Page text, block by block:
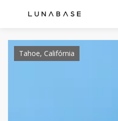
Tahoe, Califórnia